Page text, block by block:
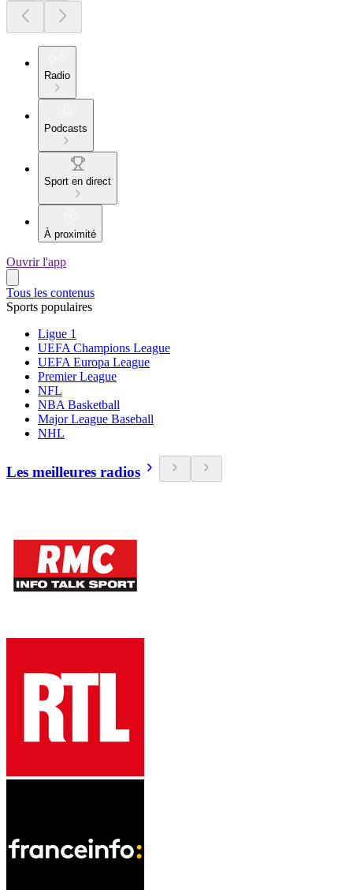
Radio
Podcasts
Sport en direct
À proximité
Ouvrir l'app
Tous les contenus
Sports populaires
Ligue 1
UEFA Champions League
UEFA Europa League
Premier League
NFL
NBA Basketball
Major League Baseball
NHL
Les meilleures radios